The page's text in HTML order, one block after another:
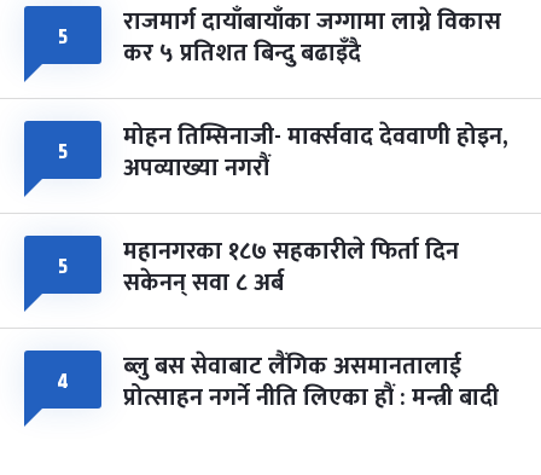
५ राजमार्ग दायाँबायाँका जग्गामा लाग्ने विकास
कर ५ प्रतिशत बिन्दु बढाइँदै
५ मोहन तिम्सिनाजी- मार्क्सवाद देववाणी होइन,
अपव्याख्या नगरौं
५ महानगरका १८७ सहकारीले फिर्ता दिन
सकेनन् सवा ८ अर्ब
४ ब्लु बस सेवाबाट लैंगिक असमानतालाई
प्रोत्साहन नगर्ने नीति लिएका हौं : मन्त्री बादी